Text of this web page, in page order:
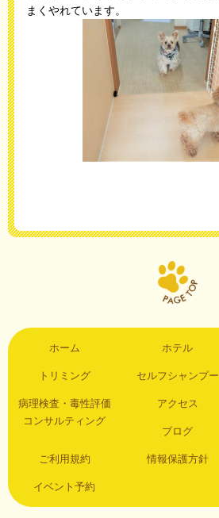
まくやれています。
ホーム ホテル
トリミング セルフシャンプー
病理検査・毒性評価
コンサルティング
アクセス
ブログ
ご利用規約 情報保護方針
イベント予約